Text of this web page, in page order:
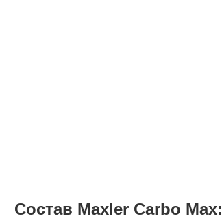
Cостав Maxler Carbo Max: